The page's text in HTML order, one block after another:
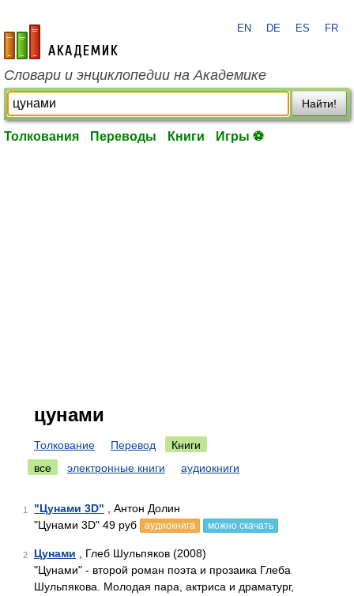
academic.ru
EN DE ES FR
Словари и энциклопедии на Академике
Найти!
Толкования Переводы Книги Игры ⚽
цунами
Толкование Перевод
Книги
все
электронные книги аудиокниги
1 "Цунами 3D" , Антон Долин
"Цунами 3D" 49 руб
аудиокнига можно скачать
2 Цунами , Глеб Шульпяков (2008)
"Цунами" - второй роман поэта и прозаика Глеба
Шульпякова. Молодая пара, актриса и драматург,